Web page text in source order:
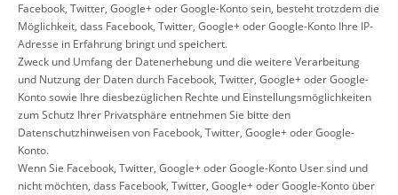
Facebook, Twitter, Google+ oder Google-Konto sein, besteht trotzdem die
Möglichkeit, dass Facebook, Twitter, Google+ oder Google-Konto Ihre IP-
Adresse in Erfahrung bringt und speichert.
Zweck und Umfang der Datenerhebung und die weitere Verarbeitung
und Nutzung der Daten durch Facebook, Twitter, Google+ oder Google-
Konto sowie Ihre diesbezüglichen Rechte und Einstellungsmöglichkeiten
zum Schutz Ihrer Privatsphäre entnehmen Sie bitte den
Datenschutzhinweisen von Facebook, Twitter, Google+ oder Google-
Konto.
Wenn Sie Facebook, Twitter, Google+ oder Google-Konto User sind und
nicht möchten, dass Facebook, Twitter, Google+ oder Google-Konto über